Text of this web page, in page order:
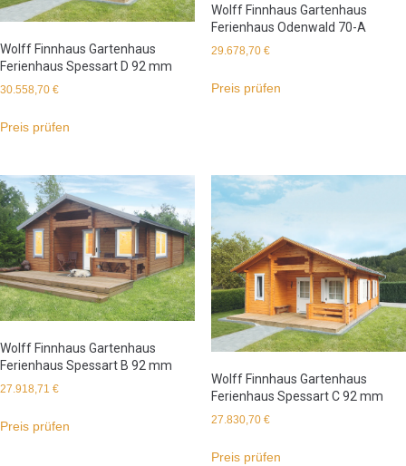
Wolff Finnhaus Gartenhaus
Ferienhaus Spessart D 92 mm
30.558,70 €
Preis prüfen
Wolff Finnhaus Gartenhaus
Ferienhaus Odenwald 70-A
29.678,70 €
Preis prüfen
Wolff Finnhaus Gartenhaus
Ferienhaus Spessart B 92 mm
27.918,71 €
Preis prüfen
Wolff Finnhaus Gartenhaus
Ferienhaus Spessart C 92 mm
27.830,70 €
Preis prüfen